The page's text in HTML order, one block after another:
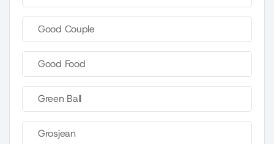
Good Couple
Good Food
Green Ball
Grosjean